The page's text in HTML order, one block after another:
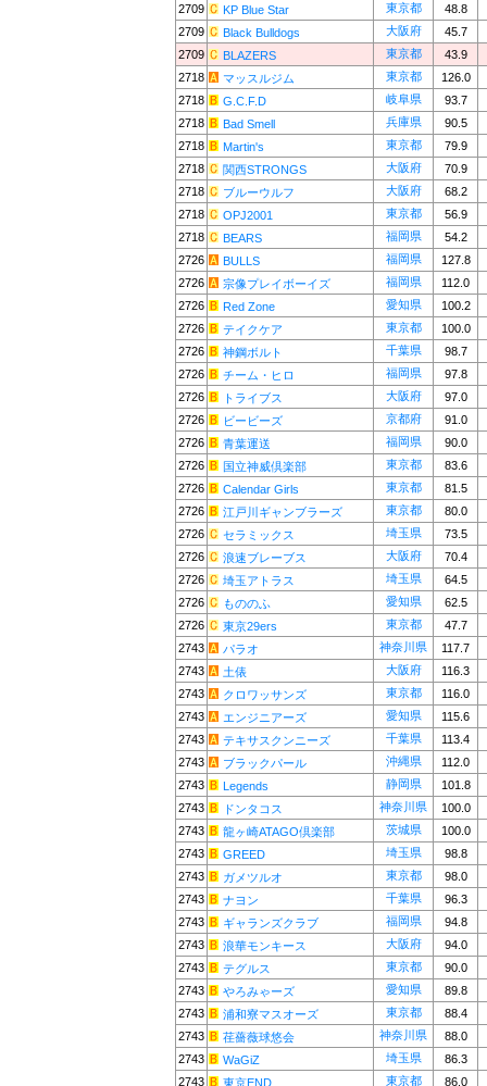
2709
KP Blue Star 東京都
48.8
2709
Black Bulldogs 大阪府
45.7
2709
BLAZERS 東京都
43.9
2718
マッスルジム 東京都
126.0
2718
G.C.F.D 岐阜県
93.7
2718
Bad Smell 兵庫県
90.5
2718
Martin's 東京都
79.9
2718
関西STRONGS 大阪府
70.9
2718
ブルーウルフ 大阪府
68.2
2718
OPJ2001 東京都
56.9
2718
BEARS 福岡県
54.2
2726
BULLS 福岡県
127.8
2726
宗像プレイボーイズ 福岡県
112.0
2726
Red Zone 愛知県
100.2
2726
テイクケア 東京都
100.0
2726
神鋼ボルト 千葉県
98.7
2726
チーム・ヒロ 福岡県
97.8
2726
トライブス 大阪府
97.0
2726
ビービーズ 京都府
91.0
2726
青葉運送 福岡県
90.0
2726
国立神威倶楽部 東京都
83.6
2726
Calendar Girls 東京都
81.5
2726
江戸川ギャンブラーズ 東京都
80.0
2726
セラミックス 埼玉県
73.5
2726
浪速ブレーブス 大阪府
70.4
2726
埼玉アトラス 埼玉県
64.5
2726
もののふ 愛知県
62.5
2726
東京29ers 東京都
47.7
2743
パラオ 神奈川県
117.7
2743
土俵 大阪府
116.3
2743
クロワッサンズ 東京都
116.0
2743
エンジニアーズ 愛知県
115.6
2743
テキサスクンニーズ 千葉県
113.4
2743
ブラックパール 沖縄県
112.0
2743
Legends 静岡県
101.8
2743
ドンタコス 神奈川県
100.0
2743
龍ヶ崎ATAGO倶楽部 茨城県
100.0
2743
GREED 埼玉県
98.8
2743
ガメツルオ 東京都
98.0
2743
ナヨン 千葉県
96.3
2743
ギャランズクラブ 福岡県
94.8
2743
浪華モンキース 大阪府
94.0
2743
テグルス 東京都
90.0
2743
やろみゃーズ 愛知県
89.8
2743
浦和寮マスオーズ 東京都
88.4
2743
荏薔薇球悠会 神奈川県
88.0
2743
WaGiZ 埼玉県
86.3
2743
東京END 東京都
86.0